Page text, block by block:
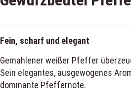
Fein, scharf und elegant
Gemahlener weißer Pfeffer
Sein elegantes, ausgewogenes
dominante Pfeffernote.